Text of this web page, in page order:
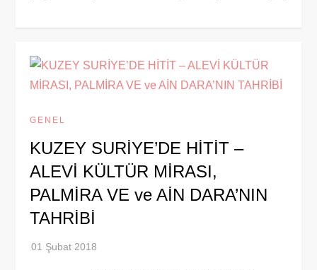
GENEL
KUZEY SURİYE’DE HİTİT –
ALEVİ KÜLTÜR MİRASI,
PALMİRA VE ve AİN DARA’NIN
TAHRİBİ